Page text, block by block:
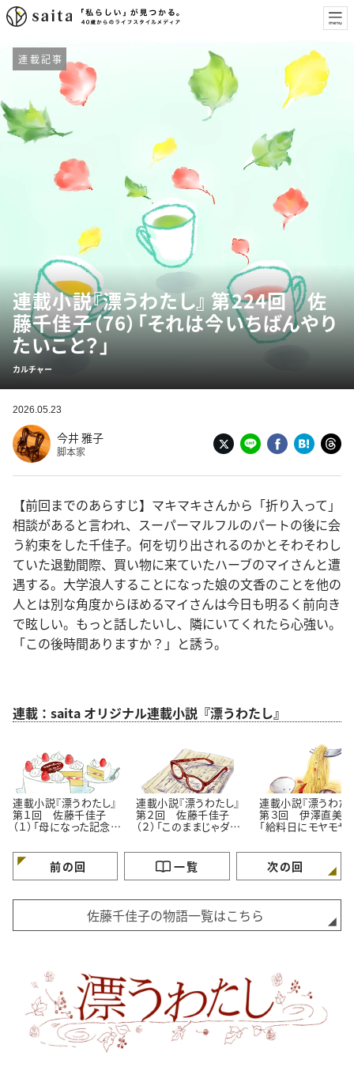
連載記事
連載小説『漂うわたし』 第224回 佐
藤千佳子（76）「それは今いちばんやり
たいこと？」
カルチャー
2026.05.23
今井 雅子
脚本家
【前回までのあらすじ】マキマキさんから「折り入って」
相談があると言われ、スーパーマルフルのパートの後に会
う約束をした千佳子。何を切り出されるのかとそわそわし
ていた退勤間際、買い物に来ていたハーブのマイさんと遭
遇する。大学浪人することになった娘の文香のことを他の
人とは別な角度からほめるマイさんは今日も明るく前向き
で眩しい。もっと話したいし、隣にいてくれたら心強い。
「この後時間ありますか？」と誘う。
連載：saita オリジナル連載小説『漂うわたし』
連載小説『漂うわたし』
第１回 佐藤千佳子
（１）「母になった記念
連載小説『漂うわたし』
第２回 佐藤千佳子
（２）「このままじゃダ
連載小説『漂うわた
第３回 伊澤直美（
「給料日にモヤモヤ
前の回 一覧 次の回
佐藤千佳子の物語一覧はこちら